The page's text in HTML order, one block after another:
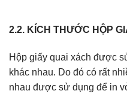
2.2. KÍCH THƯỚC HỘP
Hộp giấy quai xách được
khác nhau. Do đó có rất
nhau được sử dụng để in